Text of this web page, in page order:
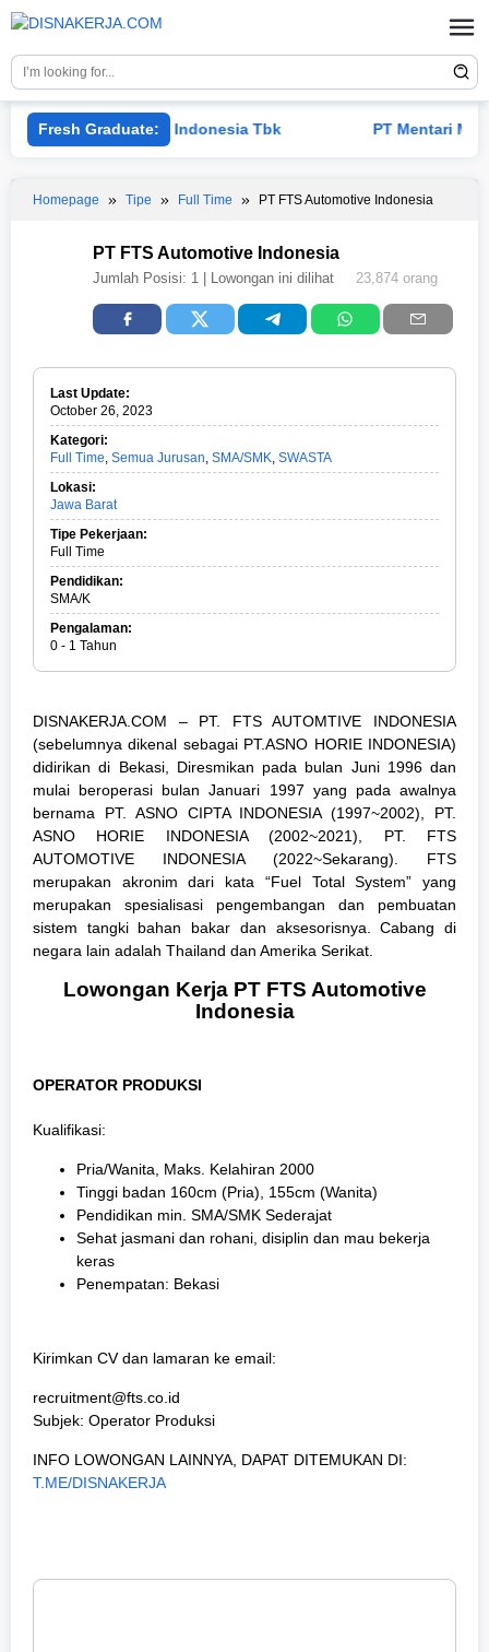
Skip
to
content
Fresh Graduate:
PT Adaro Andalan Indonesia Tbk PT Mentari Mas
Homepage Tipe Full Time PT FTS Automotive Indonesia
PT FTS Automotive Indonesia
Jumlah Posisi: 1 | Lowongan ini dilihat 23,874 orang
Last Update:
October 26, 2023
Kategori:
Full Time, Semua Jurusan, SMA/SMK, SWASTA
u
m
S
u
u
r
s
a
n
,
S
M
A
S
M
K
S
W
Lokasi:
Jawa Barat
Tipe Pekerjaan:
Full Time
Pendidikan:
SMA/K
Pengalaman:
0 - 1 Tahun
DISNAKERJA.COM – PT. FTS AUTOMTIVE INDONESIA
(sebelumnya dikenal sebagai PT.ASNO HORIE INDONESIA)
didirikan di Bekasi, Diresmikan pada bulan Juni 1996 dan
mulai beroperasi bulan Januari 1997 yang pada awalnya
bernama PT. ASNO CIPTA INDONESIA (1997~2002), PT.
ASNO HORIE INDONESIA (2002~2021), PT. FTS
AUTOMOTIVE INDONESIA (2022~Sekarang). FTS
merupakan akronim dari kata “Fuel Total System” yang
merupakan spesialisasi pengembangan dan pembuatan
sistem tangki bahan bakar dan aksesorisnya. Cabang di
negara lain adalah Thailand dan Amerika Serikat.
Lowongan Kerja PT FTS Automotive
Indonesia
OPERATOR PRODUKSI
Kualifikasi:
Pria/Wanita, Maks. Kelahiran 2000
Tinggi badan 160cm (Pria), 155cm (Wanita)
Pendidikan min. SMA/SMK Sederajat
Sehat jasmani dan rohani, disiplin dan mau bekerja
keras
Penempatan: Bekasi
Kirimkan CV dan lamaran ke email:
recruitment@fts.co.id
Subjek: Operator Produksi
INFO LOWONGAN LAINNYA, DAPAT DITEMUKAN DI:
T.ME/DISNAKERJA